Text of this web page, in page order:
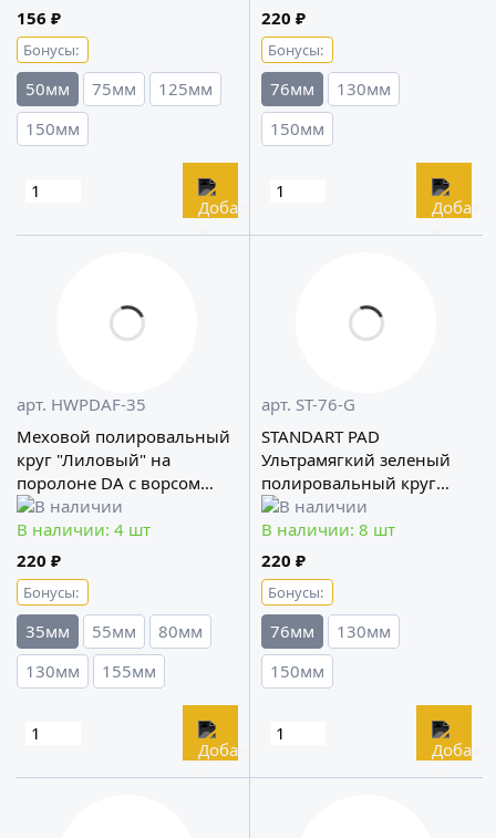
156 ₽
Бонусы:
50мм 75мм
125мм
150мм
220 ₽
Бонусы:
76мм
130мм
150мм
арт. HWPDAF-35
Меховой полировальный
круг "Лиловый" на
поролоне DA с ворсом
8мм A302
В наличии: 4 шт
220 ₽
Бонусы:
35мм 55мм
80мм
130мм
155мм
арт. ST-76-G
STANDART PAD
Ультрамягкий зеленый
полировальный круг
A302
В наличии: 8 шт
220 ₽
Бонусы:
76мм
130мм
150мм